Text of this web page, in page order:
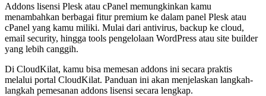
Addons lisensi Plesk atau cPanel memungkinkan kamu
menambahkan berbagai fitur premium ke dalam panel Plesk atau
cPanel yang kamu miliki. Mulai dari antivirus, backup ke cloud,
email security, hingga tools pengelolaan WordPress atau site builder
yang lebih canggih.
Di CloudKilat, kamu bisa memesan addons ini secara praktis
melalui portal CloudKilat. Panduan ini akan menjelaskan langkah-
langkah pemesanan addons lisensi secara lengkap.